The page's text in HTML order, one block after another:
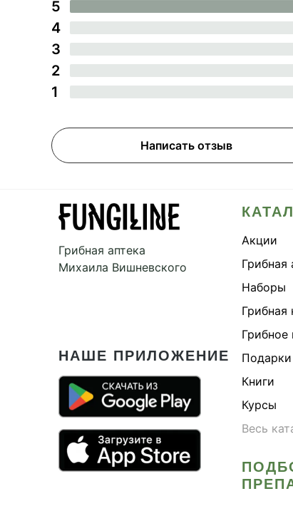
5
4
3
2
1
Написать отзыв
Грибная аптека
Михаила Вишневского
НАШЕ ПРИЛОЖЕНИЕ
Акции
Грибная
Наборы
Грибная
Грибное
Книги
Курсы
Весь